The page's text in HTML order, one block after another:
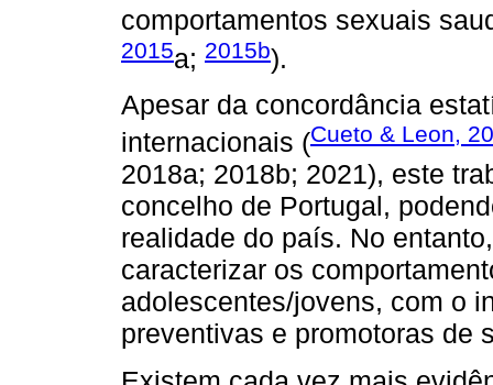
comportamentos sexuais
2015a; 2015b).
Apesar da concordância
internacionais (Cueto & Leon,
2018a; 2018b; 2021), este
concelho de Portugal,
realidade do país. No
caracterizar os
adolescentes/jovens, com o
preventivas e promotoras de